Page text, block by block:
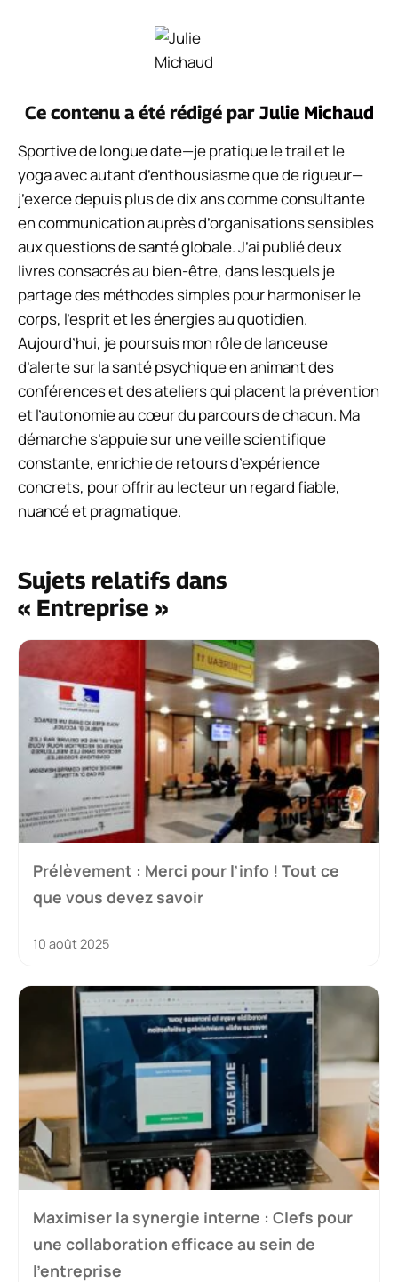
Ce contenu a été rédigé par Julie Michaud
Sportive de longue date—je pratique le trail et le
yoga avec autant d’enthousiasme que de rigueur—
j’exerce depuis plus de dix ans comme consultante
en communication auprès d’organisations sensibles
aux questions de santé globale. J’ai publié deux
livres consacrés au bien-être, dans lesquels je
partage des méthodes simples pour harmoniser le
corps, l’esprit et les énergies au quotidien.
Aujourd’hui, je poursuis mon rôle de lanceuse
d’alerte sur la santé psychique en animant des
conférences et des ateliers qui placent la prévention
et l’autonomie au cœur du parcours de chacun. Ma
démarche s’appuie sur une veille scientifique
constante, enrichie de retours d’expérience
concrets, pour offrir au lecteur un regard fiable,
nuancé et pragmatique.
Sujets relatifs dans
« Entreprise »
Prélèvement : Merci pour l’info ! Tout ce
que vous devez savoir
10 août 2025
Maximiser la synergie interne : Clefs pour
une collaboration efficace au sein de
l’entreprise